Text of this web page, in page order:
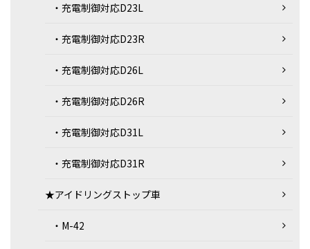
・充電制御対応D23L
・充電制御対応D23R
・充電制御対応D26L
・充電制御対応D26R
・充電制御対応D31L
・充電制御対応D31R
★アイドリングストップ車
・M-42